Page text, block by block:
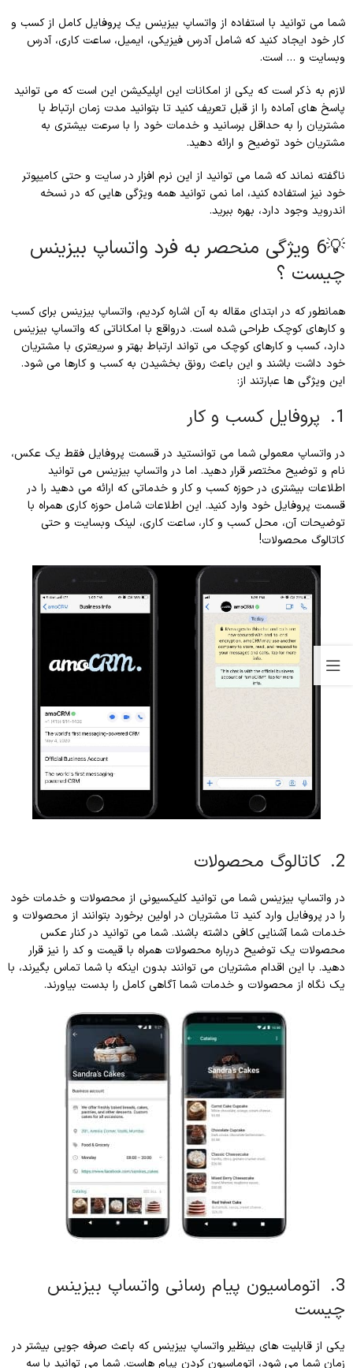
شما می توانید با استفاده از واتساپ بیزینس یک پروفایل کامل از کسب و
کار خود ایجاد کنید که شامل آدرس فیزیکی، ایمیل، ساعت کاری، آدرس
وبسایت و … است.
لازم به ذکر است که یکی از امکانات این اپلیکیشن این است که می توانید
پاسخ های آماده را از قبل تعریف کنید تا بتوانید مدت زمان ارتباط با
مشتریان را به حداقل برسانید و خدمات خود را با سرعت بیشتری به
مشتریان خود توضیح و ارائه دهید.
ناگفته نماند که شما می توانید از این نرم افزار در سایت و حتی کامیپوتر
خود نیز استفاده کنید، اما نمی توانید همه ویژگی هایی که در نسخه
اندروید وجود دارد، بهره ببرید.
💡6 ویژگی منحصر به فرد واتساپ بیزینس
چیست ؟
همانطور که در ابتدای مقاله به آن اشاره کردیم، واتساپ بیزینس برای کسب
و کارهای کوچک طراحی شده است. درواقع با امکاناتی که واتساپ بیزینس
دارد، کسب و کارهای کوچک می تواند ارتباط بهتر و سریعتری با مشتریان
خود داشت باشند و این باعث رونق بخشیدن به کسب و کارها می شود.
این ویژگی ها عبارتند از:
1. پروفایل کسب و کار
در واتساپ معمولی شما می توانستید در قسمت پروفایل فقط یک عکس،
نام و توضیح مختصر قرار دهید. اما در واتساپ بیزینس می توانید
اطلاعات بیشتری در حوزه کسب و کار و خدماتی که ارائه می دهید را در
قسمت پروفایل خود وارد کنید. این اطلاعات شامل حوزه کاری همراه با
توضیحات آن، محل کسب و کار، ساعت کاری، لینک وبسایت و حتی
کاتالوگ محصولات!
2. کاتالوگ محصولات
در واتساپ بیزینس شما می توانید کلیکسیونی از محصولات و خدمات خود
را در پروفایل وارد کنید تا مشتریان در اولین برخورد بتوانند از محصولات و
خدمات شما آشنایی کافی داشته باشند. شما می توانید در کنار عکس
محصولات یک توضیح درباره محصولات همراه با قیمت و کد را نیز قرار
دهید. با این اقدام مشتریان می توانند بدون اینکه با شما تماس بگیرند، با
یک نگاه از محصولات و خدمات شما آگاهی کامل را بدست بیاورند.
3. اتوماسیون پیام رسانی واتساپ بیزینس
چیست
یکی از قابلیت های بینظیر واتساپ بیزینس که باعث صرفه جویی بیشتر در
زمان شما می شود، اتوماسیون کردن پیام هاست. شما می توانید با سه